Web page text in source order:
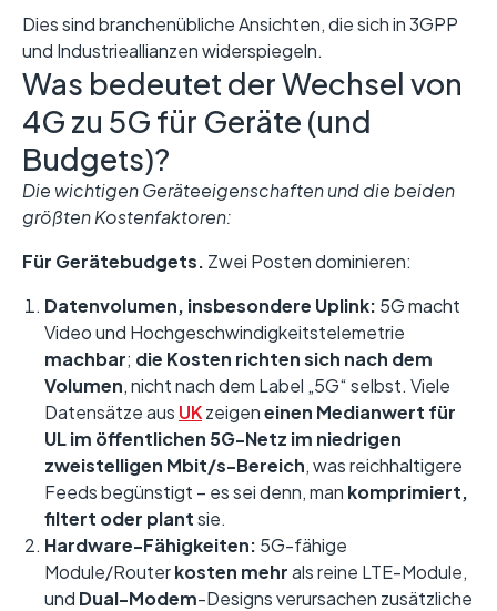
Dies sind branchenübliche Ansichten, die sich in 3GPP
und Industrieallianzen widerspiegeln.
Was bedeutet der Wechsel von
4G zu 5G für Geräte (und
Budgets)?
Die wichtigen Geräteeigenschaften und die beiden
größten Kostenfaktoren:
Für Gerätebudgets. Zwei Posten dominieren:
Datenvolumen, insbesondere Uplink: 5G macht
Video und Hochgeschwindigkeitstelemetrie
machbar; die Kosten richten sich nach dem
Volumen, nicht nach dem Label „5G“ selbst. Viele
Datensätze aus UKzeigeneinen Medianwert für
UL im öffentlichen 5G-Netz im niedrigen
zweistelligen Mbit/s-Bereich, was reichhaltigere
Feeds begünstigt – es sei denn, man komprimiert,
filtert oder plantsie.
Hardware-Fähigkeiten: 5G-fähige
Module/Routerkosten mehrals reine LTE-Module,
und Dual-Modem-Designs verursachen zusätzliche